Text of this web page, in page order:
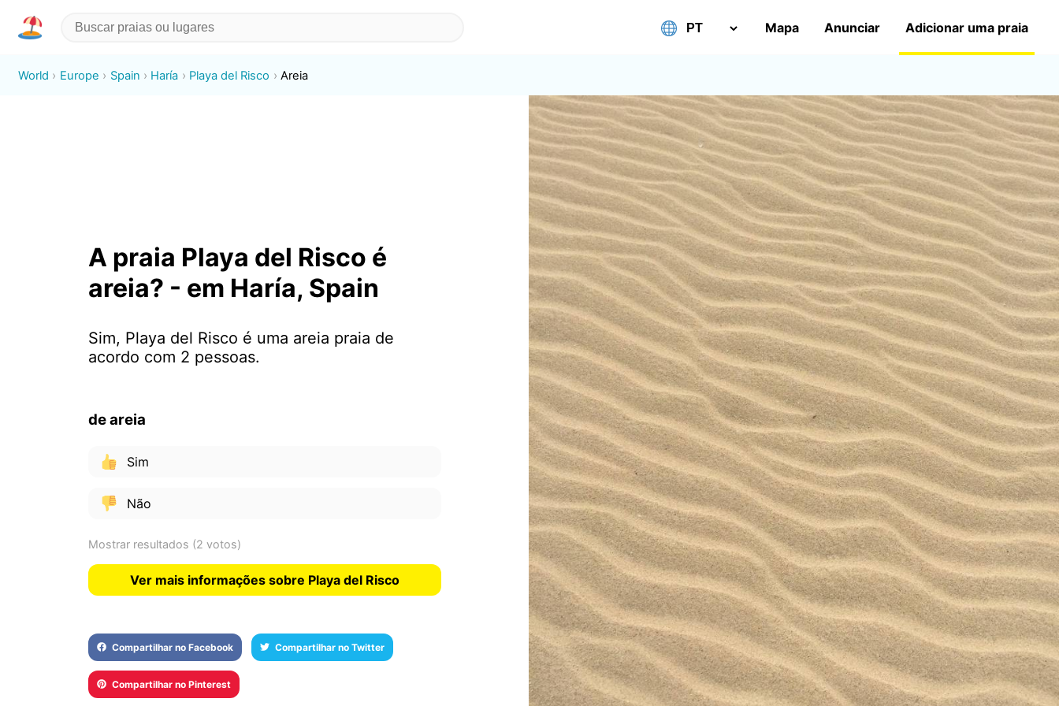
Mapa Anunciar Adicionar uma praia
World Europe Spain Haría Playa del Risco Areia
A praia Playa del Risco é
areia? - em Haría, Spain
Sim, Playa del Risco é uma areia praia de
acordo com 2 pessoas.
de areia
Sim
Não
Mostrar resultados (2 votos)
Ver mais informações sobre Playa del Risco
Compartilhar no Facebook Compartilhar no Twitter
Compartilhar no Pinterest